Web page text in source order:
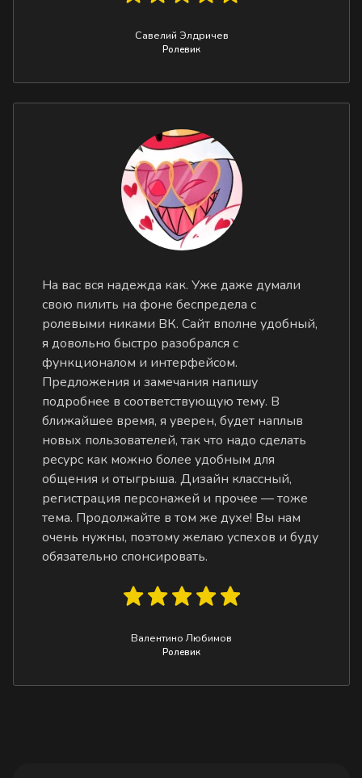
Савелий Элдричев
Ролевик
На вас вся надежда как. Уже даже думали
свою пилить на фоне беспредела с
ролевыми никами ВК. Сайт вполне удобный,
я довольно быстро разобрался с
функционалом и интерфейсом.
Предложения и замечания напишу
подробнее в соответствующую тему. В
ближайшее время, я уверен, будет наплыв
новых пользователей, так что надо сделать
ресурс как можно более удобным для
общения и отыгрыша. Дизайн классный,
регистрация персонажей и прочее — тоже
тема. Продолжайте в том же духе! Вы нам
очень нужны, поэтому желаю успехов и буду
обязательно спонсировать.
Валентино Любимов
Ролевик